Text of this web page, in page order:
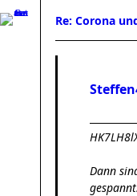
Re: Corona
Dann